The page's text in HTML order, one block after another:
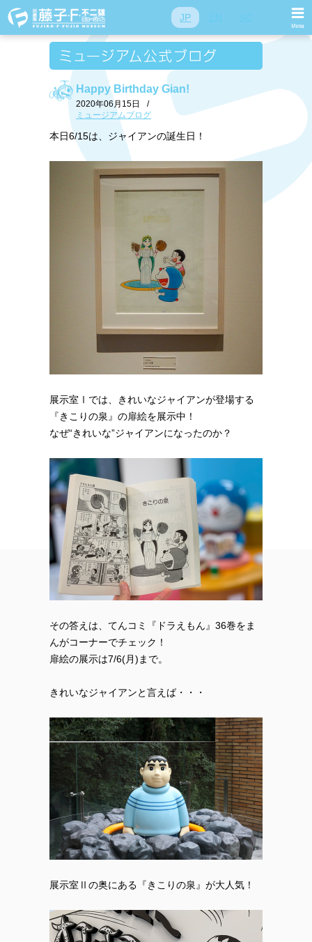
JP
Happy Birthday Gian!
2020年06月15日
/
ミュージアムブログ
本日6/15は、ジャイアンの誕生日！
展示室Ⅰでは、きれいなジャイアンが登場する
『きこりの泉』の扉絵を展示中！
なぜ“きれいな”ジャイアンになったのか？
その答えは、てんコミ『ドラえもん』36巻をま
んがコーナーでチェック！
扉絵の展示は7/6(月)まで。
きれいなジャイアンと言えば・・・
展示室Ⅱの奥にある『きこりの泉』が大人気！